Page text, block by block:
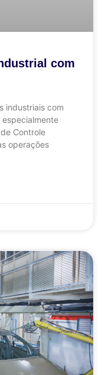
com
industriais com
Controle
operações